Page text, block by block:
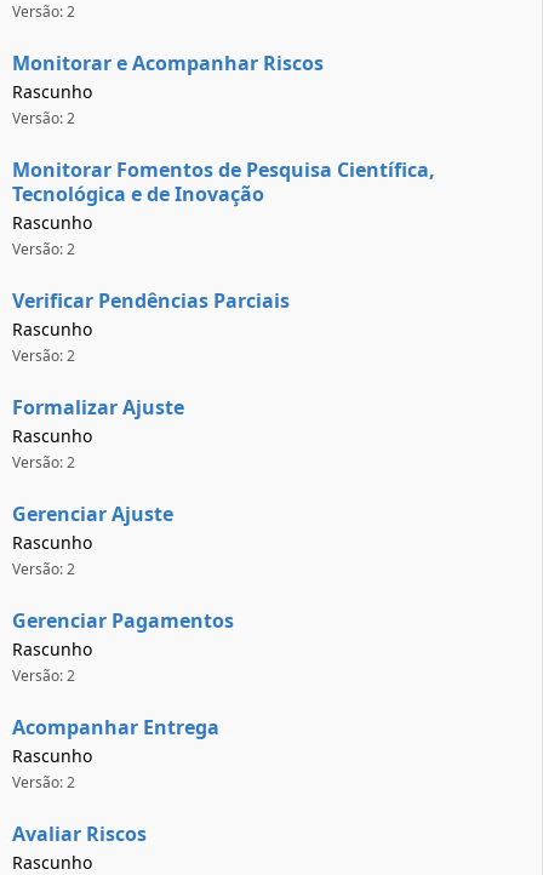
Versão: 2
Monitorar e Acompanhar Riscos
Rascunho
Versão: 2
Monitorar Fomentos de Pesquisa Científica,
Tecnológica e de Inovação
Rascunho
Versão: 2
Verificar Pendências Parciais
Rascunho
Versão: 2
Formalizar Ajuste
Rascunho
Versão: 2
Gerenciar Ajuste
Rascunho
Versão: 2
Gerenciar Pagamentos
Rascunho
Versão: 2
Acompanhar Entrega
Rascunho
Versão: 2
Avaliar Riscos
Rascunho